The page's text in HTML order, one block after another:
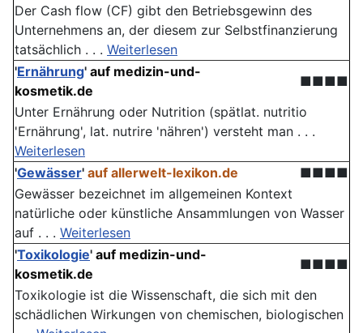
Der Cash flow (CF) gibt den Betriebsgewinn des
Unternehmens an, der diesem zur Selbstfinanzierung
tatsächlich . . . Weiterlesen
'Ernährung' auf medizin-und-
kosmetik.de
■■■■
Unter Ernährung oder Nutrition (spätlat. nutritio
'Ernährung', lat. nutrire 'nähren') versteht man . . .
Weiterlesen
'Gewässer' auf allerwelt-lexikon.de
■■■■
Gewässer bezeichnet im allgemeinen Kontext
natürliche oder künstliche Ansammlungen von Wasser
auf . . . Weiterlesen
'Toxikologie' auf medizin-und-
kosmetik.de
■■■■
Toxikologie ist die Wissenschaft, die sich mit den
schädlichen Wirkungen von chemischen, biologischen